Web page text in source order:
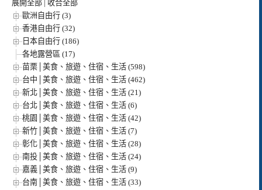
展開全部
收合全部
歐洲自由行 (3)
香港自由行 (32)
日本自由行 (186)
各地露營區 (17)
苗栗│美食、旅遊、住宿、生活 (598)
台中│美食、旅遊、住宿、生活 (462)
新北│美食、旅遊、住宿、生活 (21)
台北│美食、旅遊、住宿、生活 (6)
桃園│美食、旅遊、住宿、生活 (42)
新竹│美食、旅遊、住宿、生活 (7)
彰化│美食、旅遊、住宿、生活 (28)
南投│美食、旅遊、住宿、生活 (24)
嘉義│美食、旅遊、住宿、生活 (9)
台南│美食、旅遊、住宿、生活 (33)